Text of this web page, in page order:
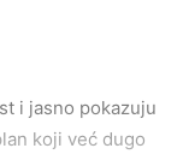
i jasno pokazuju
koji već dugo